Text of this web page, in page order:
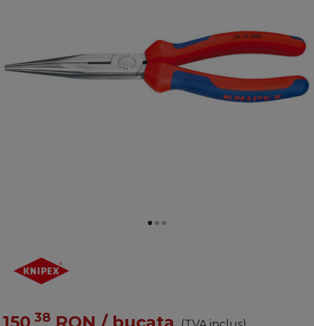
38